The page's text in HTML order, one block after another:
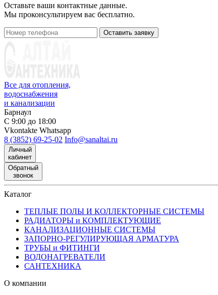
Оставьте ваши контактные данные.
Мы проконсультируем вас бесплатно.
Оставить заявку
Все для отопления,
водоснабжения
и канализации
Барнаул
С 9:00 до 18:00
Vkontakte Whatsapp
8 (3852) 69-25-02 Info@sanaltai.ru
Личный
кабинет
Обратный
звонок
Каталог
ТЕПЛЫЕ ПОЛЫ И КОЛЛЕКТОРНЫЕ СИСТЕМЫ
РАДИАТОРЫ и КОМПЛЕКТУЮЩИЕ
КАНАЛИЗАЦИОННЫЕ СИСТЕМЫ
ЗАПОРНО-РЕГУЛИРУЮЩАЯ АРМАТУРА
ТРУБЫ и ФИТИНГИ
ВОДОНАГРЕВАТЕЛИ
САНТЕХНИКА
О компании